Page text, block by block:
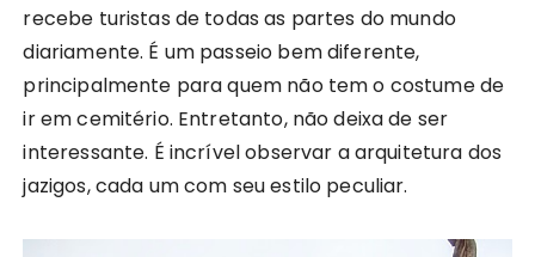
recebe turistas de todas as partes do mundo
diariamente. É um passeio bem diferente,
principalmente para quem não tem o costume de
ir em cemitério. Entretanto, não deixa de ser
interessante. É incrível observar a arquitetura dos
jazigos, cada um com seu estilo peculiar.